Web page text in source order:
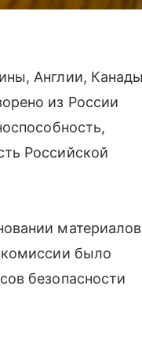
Англии,
из России
Российской
материалов
комиссии было
безопасности